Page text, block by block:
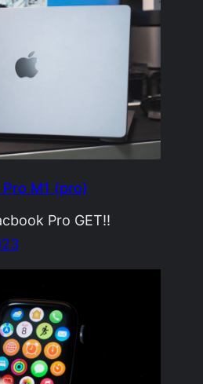
M1 (pro)
Pro GET!!